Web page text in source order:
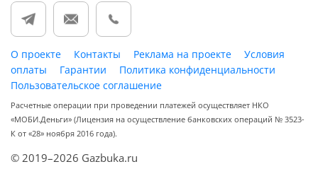
О проекте Контакты Реклама на проекте
Условия
оплаты
Гарантии
Политика конфиденциальности
Пользовательское соглашение
Расчетные операции при проведении платежей осуществляет НКО
«МОБИ.Деньги» (Лицензия на осуществление банковских операций № 3523-
К от «28» ноября 2016 года).
© 2019–2026 Gazbuka.ru